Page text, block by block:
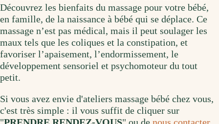
Découvrez les bienfaits du massage pour votre bébé,
en famille, de la naissance à bébé qui se déplace. Ce
massage n’est pas médical, mais il peut soulager les
maux tels que les coliques et la constipation, et
favoriser l’apaisement, l’endormissement, le
développement sensoriel et psychomoteur du tout
petit.
Si vous avez envie d'ateliers massage bébé chez vous,
c'est très simple : il vous suffit de cliquer sur